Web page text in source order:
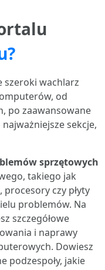
szeroki wachlarz
od
po zaawansowane
sekcje,
sprzętowych
takiego jak
czy płyty
problemów. Na
szczegółowe
i naprawy
Dowiesz
podzespoły, jakie